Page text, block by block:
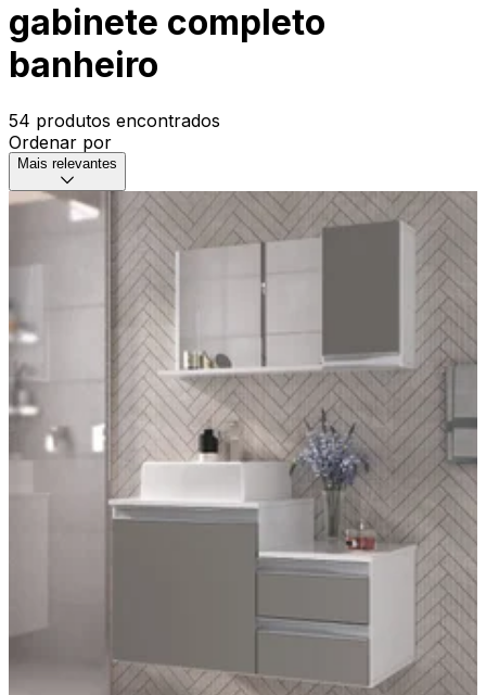
gabinete completo
banheiro
54 produtos encontrados
Ordenar por
Mais relevantes